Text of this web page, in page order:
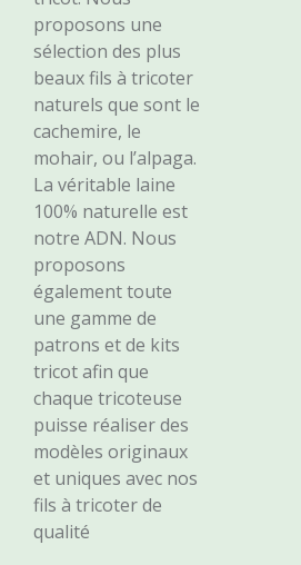
proposons une
sélection des plus
beaux fils à tricoter
naturels que sont le
cachemire, le
mohair, ou l’alpaga.
La véritable laine
100% naturelle est
notre ADN. Nous
proposons
également toute
une gamme de
patrons et de kits
tricot afin que
chaque tricoteuse
puisse réaliser des
modèles originaux
et uniques avec nos
fils à tricoter de
qualité